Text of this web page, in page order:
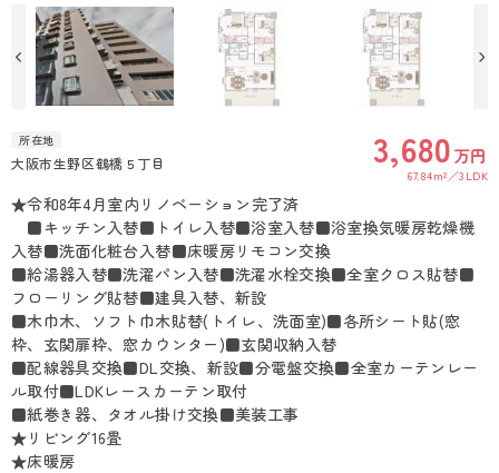
所在地
大阪市生野区鶴橋５丁目 3,680万円
67.84m² 3LDK
★令和8年4月室内リノベーション完了済
■キッチン入替■トイレ入替■浴室入替■浴室換気暖房乾燥機
入替■洗面化粧台入替■床暖房リモコン交換
■給湯器入替■洗濯パン入替■洗濯水栓交換■全室クロス貼替■
フローリング貼替■建具入替、新設
■木巾木、ソフト巾木貼替(トイレ、洗面室)■各所シート貼(窓
枠、玄関扉枠、窓カウンター)■玄関収納入替
■配線器具交換■DL交換、新設■分電盤交換■全室カーテンレー
ル取付■LDKレースカーテン取付
■紙巻き器、タオル掛け交換■美装工事
★リビング16畳
★床暖房